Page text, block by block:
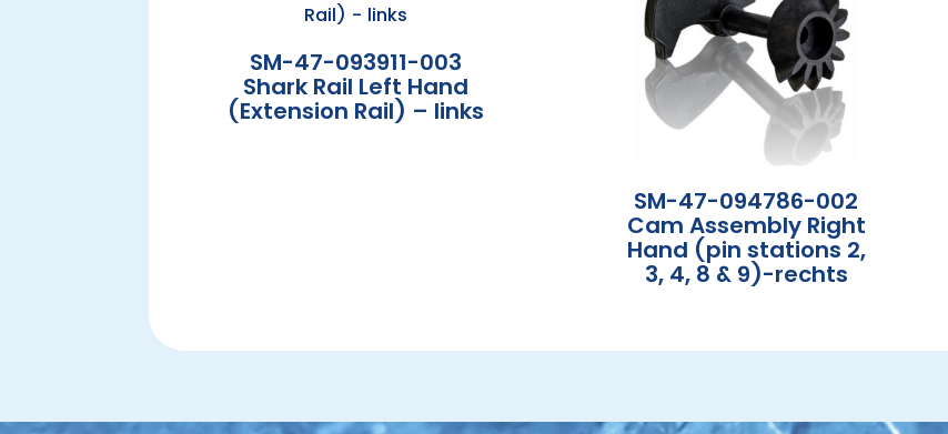
SM-47-093911-003
Shark Rail Left Hand
(Extension Rail) – links
SM-47-094786-002
Cam Assembly Right
Hand (pin stations 2,
3, 4, 8 & 9)-rechts